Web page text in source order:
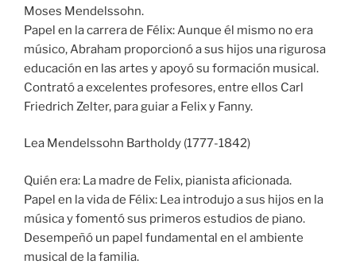
Moses Mendelssohn.
Papel en la carrera de Félix: Aunque él mismo no era
músico, Abraham proporcionó a sus hijos una rigurosa
educación en las artes y apoyó su formación musical.
Contrató a excelentes profesores, entre ellos Carl
Friedrich Zelter, para guiar a Felix y Fanny.
Lea Mendelssohn Bartholdy (1777-1842)
Quién era: La madre de Felix, pianista aficionada.
Papel en la vida de Félix: Lea introdujo a sus hijos en la
música y fomentó sus primeros estudios de piano.
Desempeñó un papel fundamental en el ambiente
musical de la familia.